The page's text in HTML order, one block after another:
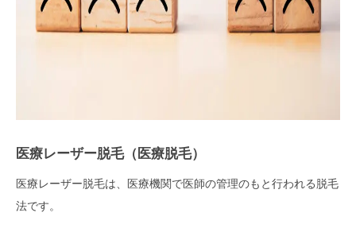
医療レーザー脱毛（医療脱毛）
医療レーザー脱毛は、医療機関で医師の管理のもと行われる脱毛
法です。